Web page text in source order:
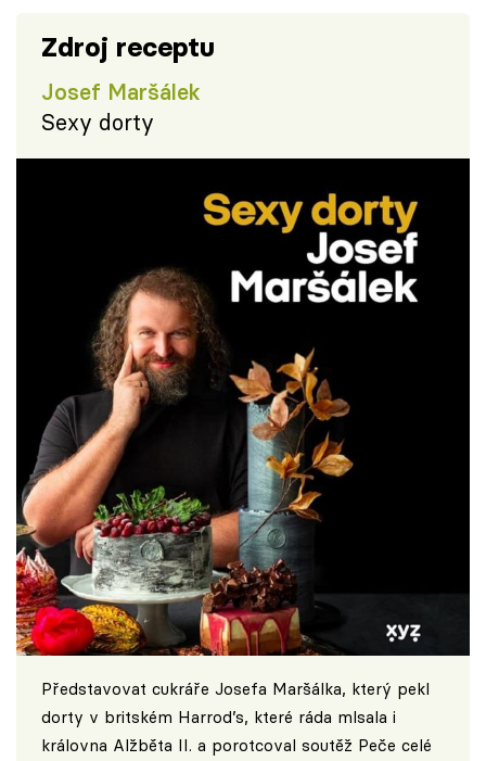
Zdroj receptu
Josef Maršálek
Sexy dorty
Představovat cukráře Josefa Maršálka, který pekl
dorty v britském Harrod’s, které ráda mlsala i
královna Alžběta II. a porotcoval soutěž Peče celé